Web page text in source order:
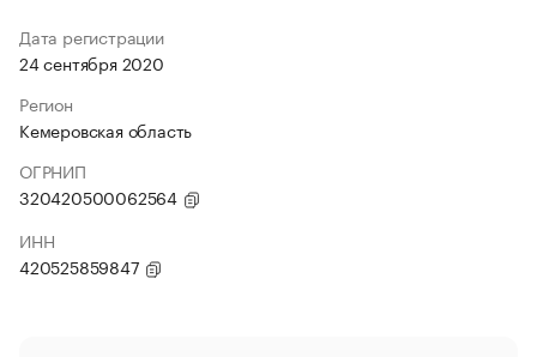
Дата регистрации
24 сентября 2020
Регион
Кемеровская область
ОГРНИП
320420500062564
ИНН
420525859847